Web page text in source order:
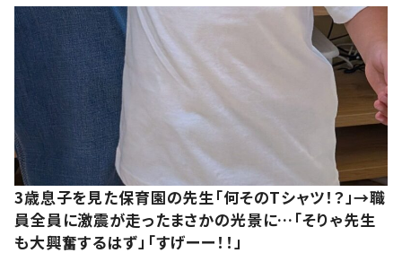
3歳息子を見た保育園の先生「何そのTシャツ！？」→職
員全員に激震が走ったまさかの光景に…「そりゃ先生
も大興奮するはず」「すげーー！！」